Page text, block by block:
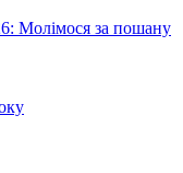
Молімося за пошану